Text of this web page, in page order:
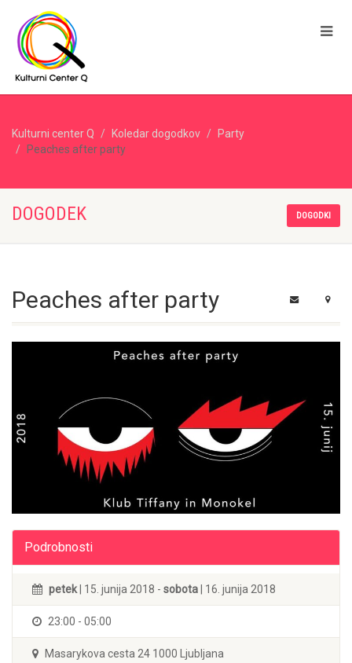
Kulturni center Q Koledar dogodkov
Party
Peaches after party
DOGODEK DOGODKI
Peaches after party
Podrobnosti
petek | 15. junija 2018 - sobota | 16. junija 2018
23:00 - 05:00
Masarykova cesta 24 1000 Ljubljana